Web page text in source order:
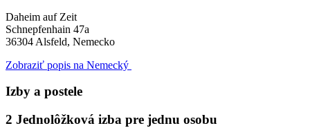
Daheim auf Zeit
Schnepfenhain 47a
36304 Alsfeld, Nemecko
Zobraziť popis na Nemecký
Izby a postele
2 Jednolôžková izba pre jednu osobu